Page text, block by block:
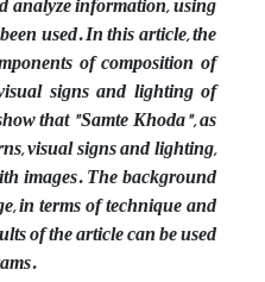
used. In this article, the
of composition of
signs and lighting of
that "Samte Khoda", as
visual signs and lighting,
images. The background
in terms of technique and
of the article can be used